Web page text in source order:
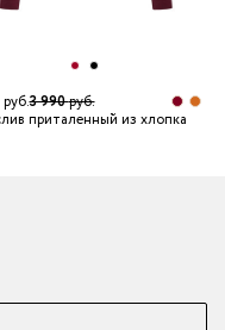
руб.3 990руб.
приталенный из хлопка